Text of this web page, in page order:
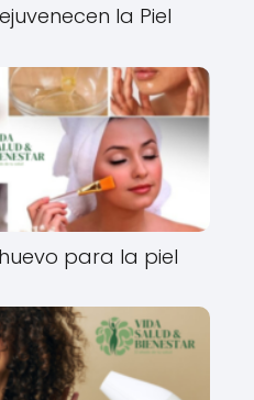
la Piel
para la piel